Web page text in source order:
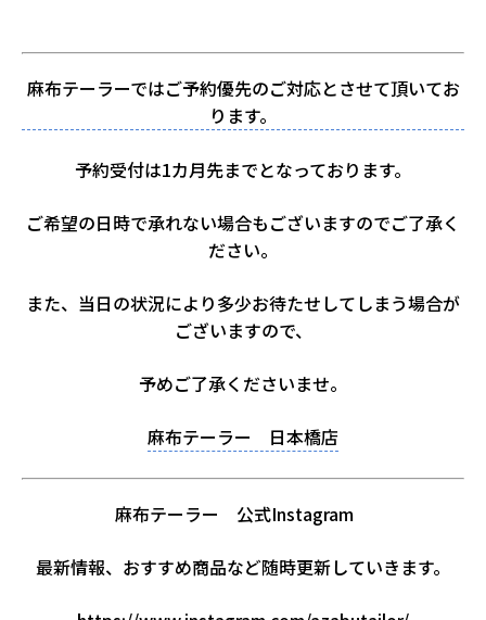
麻布テーラーではご予約優先のご対応とさせて頂いてお
ります。
予約受付は1カ月先までとなっております。
ご希望の日時で承れない場合もございますのでご了承く
ださい。
また、当日の状況により多少お待たせしてしまう場合が
ございますので、
予めご了承くださいませ。
麻布テーラー 日本橋店
麻布テーラー 公式Instagram
最新情報、おすすめ商品など随時更新していきます。